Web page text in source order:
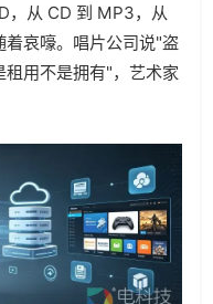
，从 CD 到 MP3，从
哀嚎。唱片公司说"盗
用不是拥有"，艺术家